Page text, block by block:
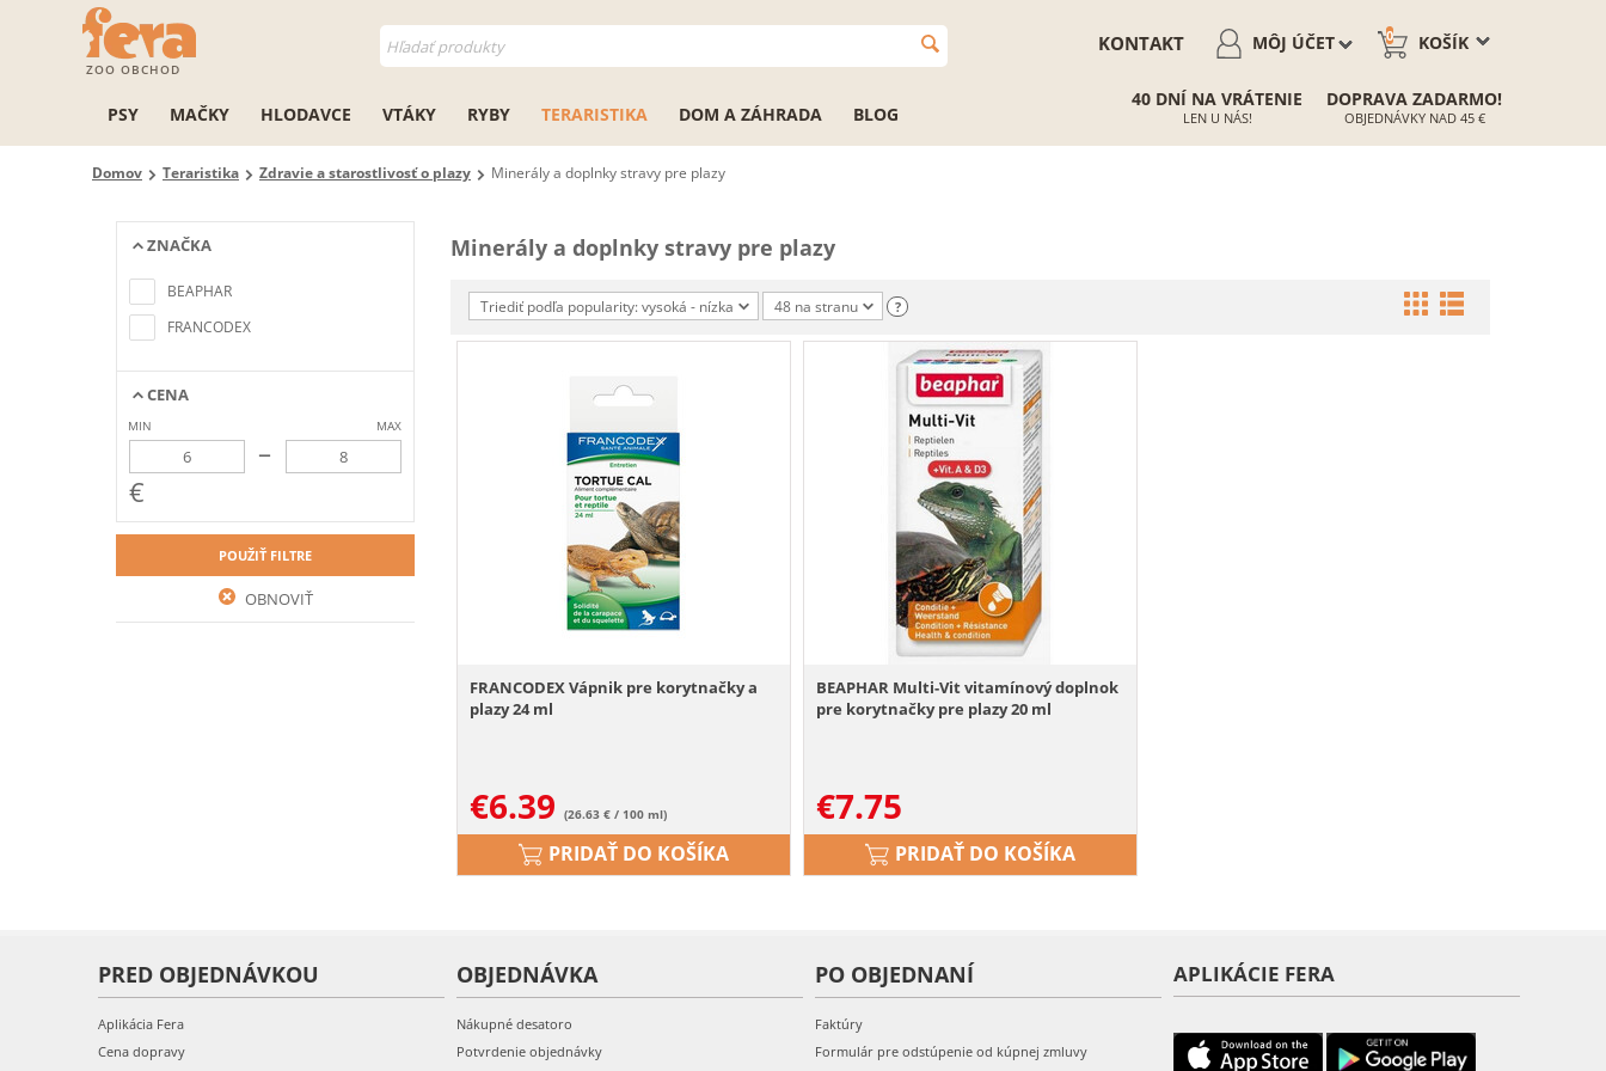
ZOO OBCHOD
KOŠÍK
0
MÔJ ÚČET
KONTAKT
PSY MAČKY HLODAVCE VTÁKY RYBY TERARISTIKA DOM A ZÁHRADA BLOG
40 DNÍ NA VRÁTENIE
LEN U NÁS!
DOPRAVA ZADARMO!
OBJEDNÁVKY NAD 45 €
Domov Teraristika Zdravie a starostlivosť o plazy Minerály a doplnky stravy pre plazy
ZNAČKA
zodpovedajúce kritériám
BEAPHAR
FRANCODEX
CENA
MIN MAX
–
€
POUŽIŤ FILTRE
OBNOVIŤ
Minerály a doplnky stravy pre plazy
Triediť podľa popularity: vysoká - nízka 48 na stranu ?
FRANCODEX Vápnik pre korytnačky a
plazy 24 ml
€6.39 (26.63 € / 100 ml)
PRIDAŤ DO KOŠÍKA
BEAPHAR Multi-Vit vitamínový doplnok
pre korytnačky pre plazy 20 ml
€7.75
PRIDAŤ DO KOŠÍKA
PRED OBJEDNÁVKOU
Aplikácia Fera
Cena dopravy
OBJEDNÁVKA
Nákupné desatoro
Potvrdenie objednávky
PO OBJEDNANÍ
Faktúry
Formulár pre odstúpenie od kúpnej zmluvy
APLIKÁCIE FERA